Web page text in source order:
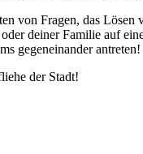
von Fragen, das Lösen
deiner Familie auf
gegeneinander